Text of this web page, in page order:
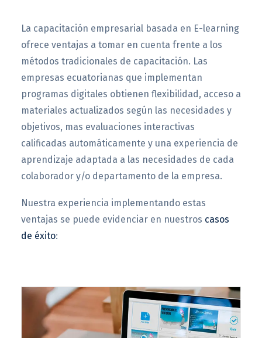
La capacitación empresarial basada en E-learning
ofrece ventajas a tomar en cuenta frente a los
métodos tradicionales de capacitación. Las
empresas ecuatorianas que implementan
programas digitales obtienen flexibilidad, acceso a
materiales actualizados según las necesidades y
objetivos, mas evaluaciones interactivas
calificadas automáticamente y una experiencia de
aprendizaje adaptada a las necesidades de cada
colaborador y/o departamento de la empresa.
Nuestra experiencia implementando estas
ventajas se puede evidenciar en nuestros casos
de éxito: